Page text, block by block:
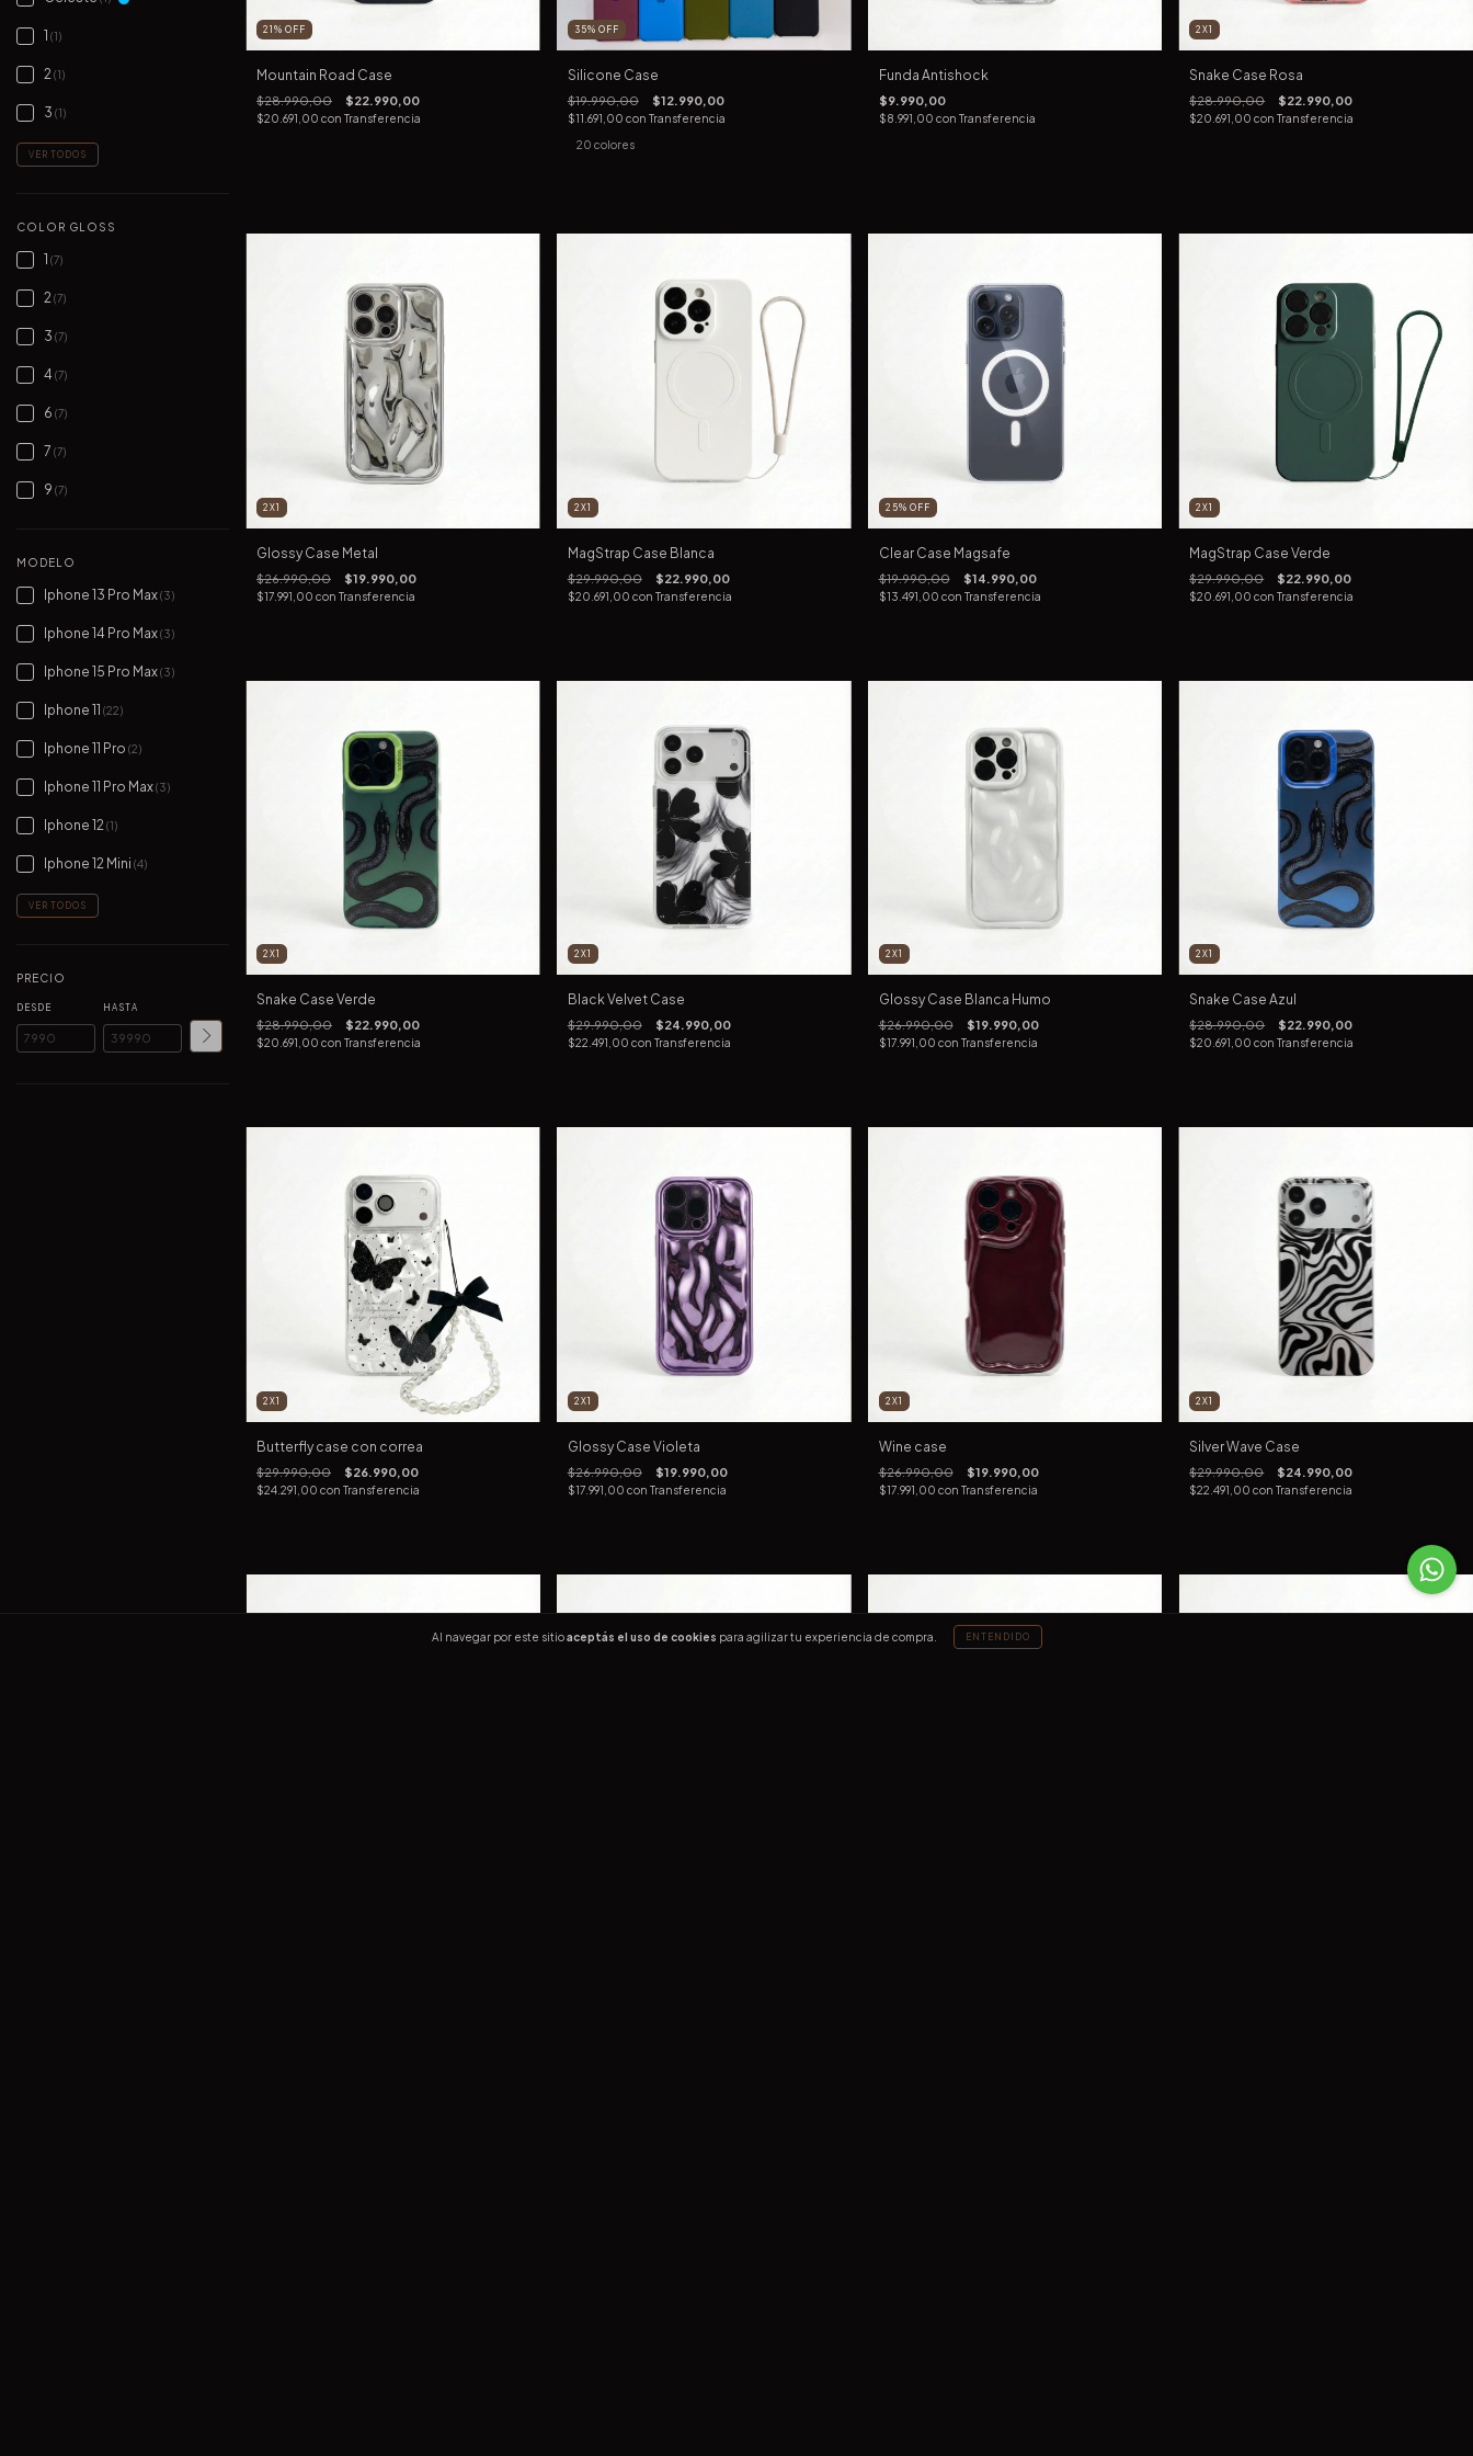
Al navegar por este sitioaceptás el uso de cookies para agilizar tu experiencia de compra. ENTENDIDO
1 (1)
2(1)
3 (1)
VER TODOS
COLOR GLOSS
1 (7)
2(7)
3 (7)
4 (7)
6 (7)
7 (7)
9 (7)
MODELO
Iphone 13 Pro Max(3)
Iphone 14 Pro Max(3)
Iphone 15 Pro Max(3)
Iphone 11 (22)
Iphone 11 Pro (2)
Iphone 11 Pro Max(3)
Iphone 12(1)
Iphone 12 Mini (4)
VER TODOS
PRECIO
DESDE HASTA
21 % OFF
Mountain Road Case
$28.990,00 $22.990,00
$20.691,00 con Transferencia
35% OFF
Silicone Case
$19.990,00 $12.990,00
$11.691,00 con Transferencia
20 colores
Funda Antishock
$9.990,00
$8.991,00 con Transferencia
2X1
Snake Case Rosa
$28.990,00 $22.990,00
$20.691,00con Transferencia
2X1
Glossy Case Metal
$26.990,00 $19.990,00
$17.991,00 con Transferencia
2X1
MagStrap Case Blanca
$29.990,00 $22.990,00
$20.691,00 con Transferencia
25% OFF
Clear Case Magsafe
$19.990,00 $14.990,00
$13.491,00 con Transferencia
2X1
MagStrap Case Verde
$29.990,00 $22.990,00
$20.691,00con Transferencia
2X1
Snake Case Verde
$28.990,00 $22.990,00
$20.691,00 con Transferencia
2X1
Black Velvet Case
$29.990,00 $24.990,00
$22.491,00 con Transferencia
2X1
Glossy Case Blanca Humo
$26.990,00 $19.990,00
$17.991,00 con Transferencia
2X1
Snake Case Azul
$28.990,00 $22.990,00
$20.691,00con Transferencia
2X1
Butterfly case con correa
$29.990,00 $26.990,00
$24.291,00 con Transferencia
2X1
Glossy Case Violeta
$26.990,00 $19.990,00
$17.991,00 con Transferencia
2X1
Wine case
$26.990,00 $19.990,00
$17.991,00 con Transferencia
2X1
Silver Wave Case
$29.990,00 $24.990,00
$22.491,00con Transferencia